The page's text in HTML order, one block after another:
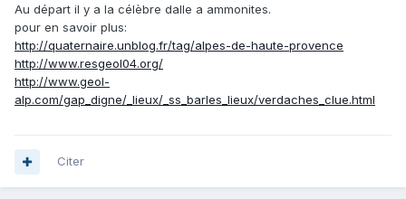
Au départ il y a la célèbre dalle a ammonites.
pour en savoir plus:
http://quaternaire.unblog.fr/tag/alpes-de-haute-provence
http://www.resgeol04.org/
http://www.geol-
alp.com/gap_digne/_lieux/_ss_barles_lieux/verdaches_clue.html
Citer